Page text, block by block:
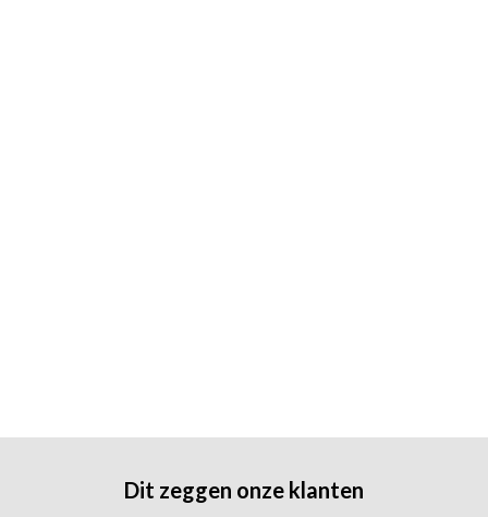
Dit zeggen onze klanten